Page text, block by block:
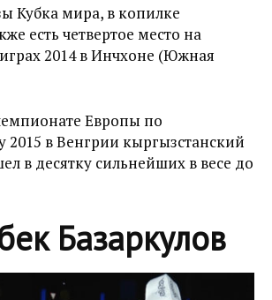
Кубка мира, в копилке
есть четвертое место на
2014 в Инчхоне (Южная
Европы по
2015 в Венгрии кыргызстанский
в десятку сильнейших в весе до
Базаркулов